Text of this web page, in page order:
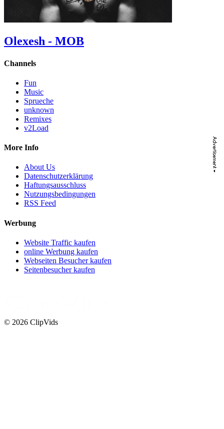
Olexesh - MOB
Channels
Fun
Music
Sprueche
unknown
Remixes
v2Load
More Info
About Us
Datenschutzerklärung
Haftungsausschluss
Nutzungsbedingungen
RSS Feed
Werbung
Website Traffic kaufen
online Werbung kaufen
Webseiten Besucher kaufen
Seitenbesucher kaufen
© 2026 ClipVids